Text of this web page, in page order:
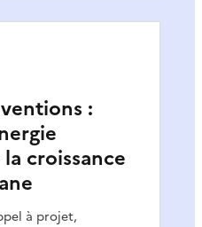
:
croissance
à projet,